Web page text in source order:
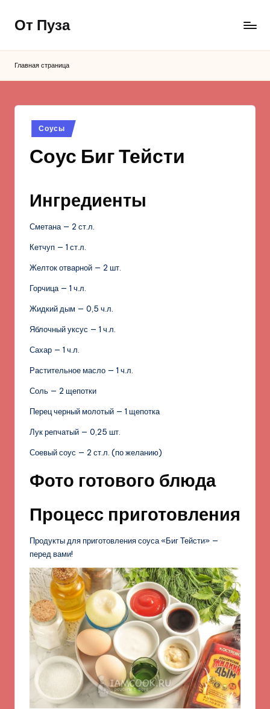
Перейти
содержимому
От Пуза
вкусные
Главная страница
Опубликовано
в
Соусы
Соус Биг Тейсти
Ингредиенты
Сметана — 2 ст.л.
Кетчуп — 1 ст.л.
Желток отварной — 2 шт.
Горчица — 1 ч.л.
Жидкий дым — 0,5 ч.л.
Яблочный уксус — 1 ч.л.
Сахар — 1 ч.л.
Растительное масло — 1 ч.л.
Соль — 2 щепотки
Перец черный молотый — 1 щепотка
Лук репчатый — 0,25 шт.
Соевый соус — 2 ст.л. (по желанию)
Фото готового блюда
Процесс приготовления
Продукты для приготовления соуса «Биг Тейсти» —
перед вами!